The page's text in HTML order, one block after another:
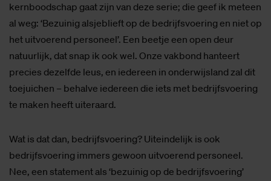
kernboodschap gaat zijn van deze serie; die geef ik meteen
al weg: ‘Bezuinig alsjeblieft op de bedrijfsvoering en niet op
het uitvoerend personeel’. Een beetje een open deur
natuurlijk, dat snap ik ook wel. Onze vakbond hanteert
precies dezelfde leus, en iedereen in onderwijsland zal dit
toejuichen – behalve iedereen die iets met bedrijfsvoering
te maken heeft uiteraard.
Wat is dat dan, bedrijfsvoering? Uiteindelijk is ook
bedrijfsvoering immers gewoon uitvoerend personeel.
Nee, een statement als ‘bezuinig op de bedrijfsvoering’